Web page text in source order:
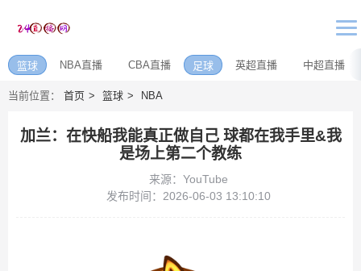
篮球 NBA直播 CBA直播 足球 英超直播 中超直播
当前位置： 首页 篮球 NBA
加兰：在快船我能真正做自己 球都在我手里&我
是场上第二个教练
来源：YouTube
发布时间：2026-06-03 13:10:10